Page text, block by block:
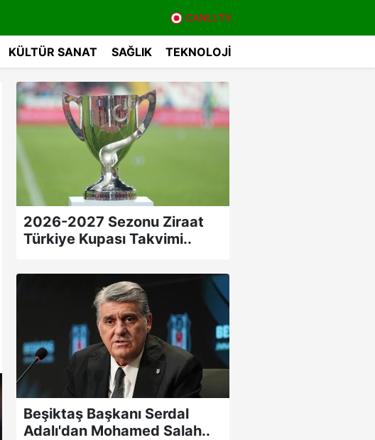
CANLI TV
KÜLTÜR SANAT SAĞLIK TEKNOLOJI
2026-2027 Sezonu Ziraat
Türkiye Kupası Takvimi..
Beşiktaş Başkanı Serdal
Adalı'dan Mohamed Salah..